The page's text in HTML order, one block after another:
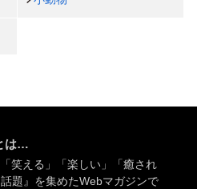
は…
笑える」「楽しい」「癒され
題』を集めたWebマガジンで